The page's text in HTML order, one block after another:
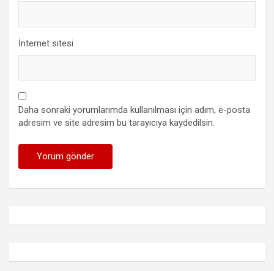
İnternet sitesi
Daha sonraki yorumlarımda kullanılması için adım, e-posta
adresim ve site adresim bu tarayıcıya kaydedilsin.